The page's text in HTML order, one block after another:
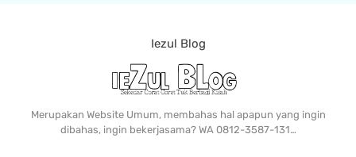
Iezul Blog
Merupakan Website Umum, membahas hal apapun yang ingin
dibahas, ingin bekerjasama? WA 0812-3587-131…